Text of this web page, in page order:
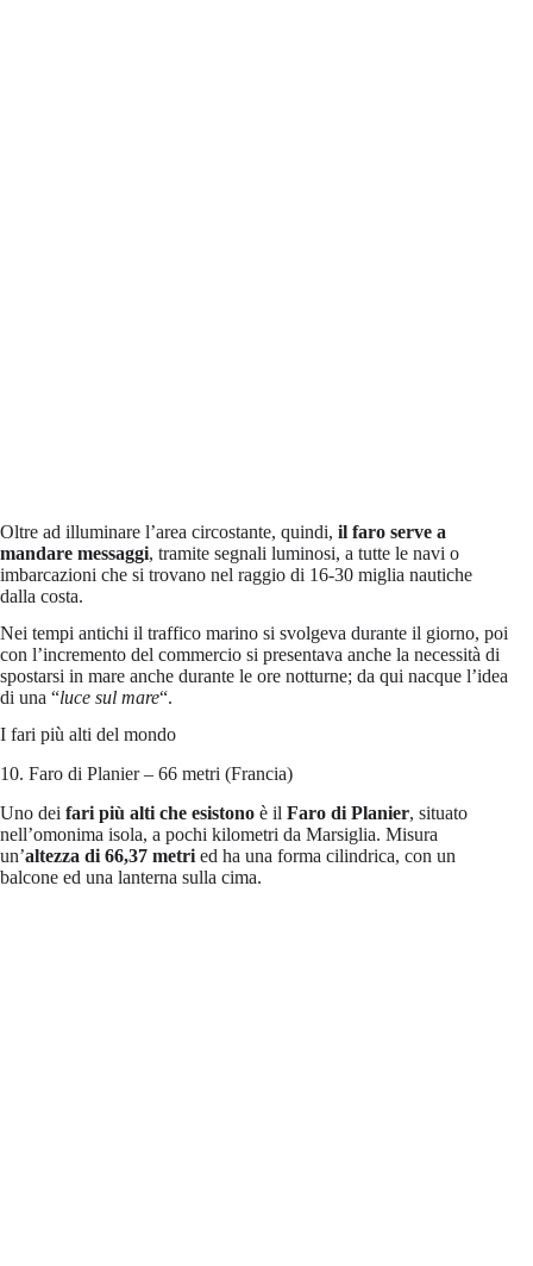
Oltre ad illuminare l’area circostante, quindi, il faro serve a
mandare messaggi, tramite segnali luminosi, a tutte le navi o
imbarcazioni che si trovano nel raggio di 16-30 miglia nautiche
dalla costa.
Nei tempi antichi il traffico marino si svolgeva durante il giorno, poi
con l’incremento del commercio si presentava anche la necessità di
spostarsi in mare anche durante le ore notturne; da qui nacque l’idea
di una “luce sul mare“.
I fari più alti del mondo
10. Faro di Planier – 66 metri (Francia)
Uno dei fari più alti che esistono è il Faro di Planier, situato
nell’omonima isola, a pochi kilometri da Marsiglia. Misura
un’altezza di 66,37 metri ed ha una forma cilindrica, con un
balcone ed una lanterna sulla cima.